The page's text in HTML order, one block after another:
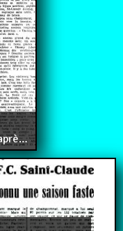
...par Gaby Gontem après Cahors.